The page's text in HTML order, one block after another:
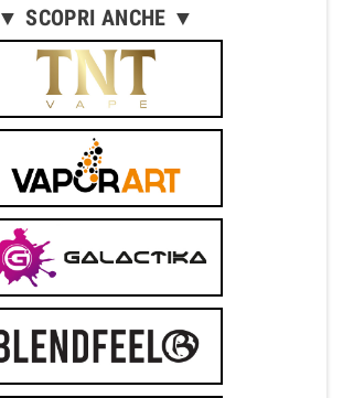
▼ SCOPRI ANCHE ▼